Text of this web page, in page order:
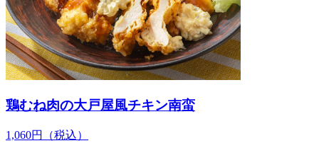
鶏むね肉の大戸屋風チキン南蛮
1,060円 （税込）